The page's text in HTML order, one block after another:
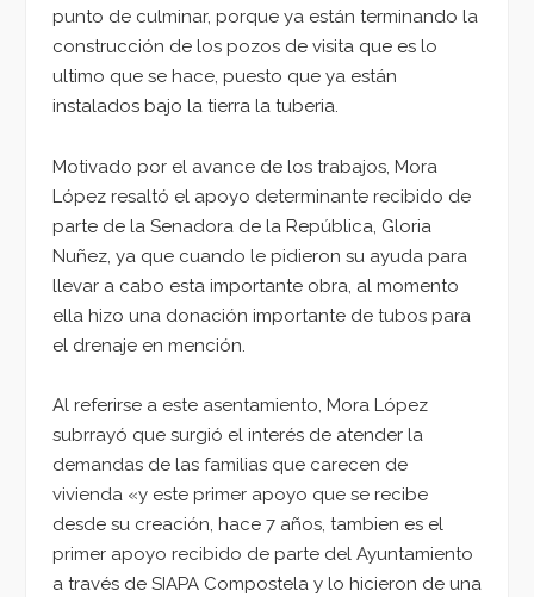
punto de culminar, porque ya están terminando la
construcción de los pozos de visita que es lo
ultimo que se hace, puesto que ya están
instalados bajo la tierra la tuberia.
Motivado por el avance de los trabajos, Mora
López resaltó el apoyo determinante recibido de
parte de la Senadora de la República, Gloria
Nuñez, ya que cuando le pidieron su ayuda para
llevar a cabo esta importante obra, al momento
ella hizo una donación importante de tubos para
el drenaje en mención.
Al referirse a este asentamiento, Mora López
subrrayó que surgió el interés de atender la
demandas de las familias que carecen de
vivienda «y este primer apoyo que se recibe
desde su creación, hace 7 años, tambien es el
primer apoyo recibido de parte del Ayuntamiento
a través de SIAPA Compostela y lo hicieron de una